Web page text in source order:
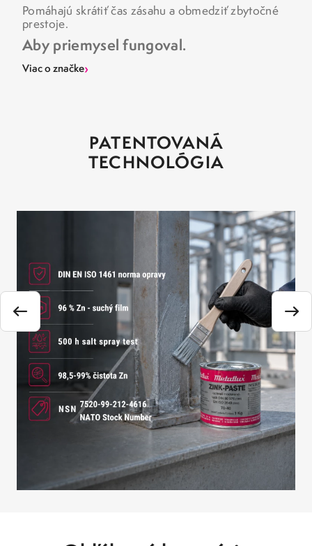
PATENTOVANÁ
TECHNOLÓGIA
Pomáhajú skrátiť čas zásahu a obmedziť zbytočné
prestoje.
Aby priemysel fungoval.
Viac o značke›